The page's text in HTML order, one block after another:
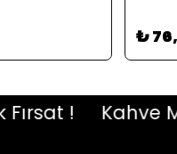
₺
! Kahve